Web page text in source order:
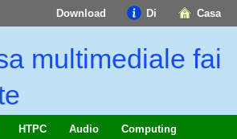
Casa
Di
Download
multimediale fai
HTPC Audio Computing